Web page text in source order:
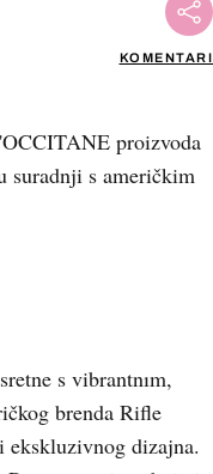
KOMENTARI
proizvoda
suradnji s američkim
+2
s vibrantnim,
brenda Rifle
ekskluzivnog dizajna.